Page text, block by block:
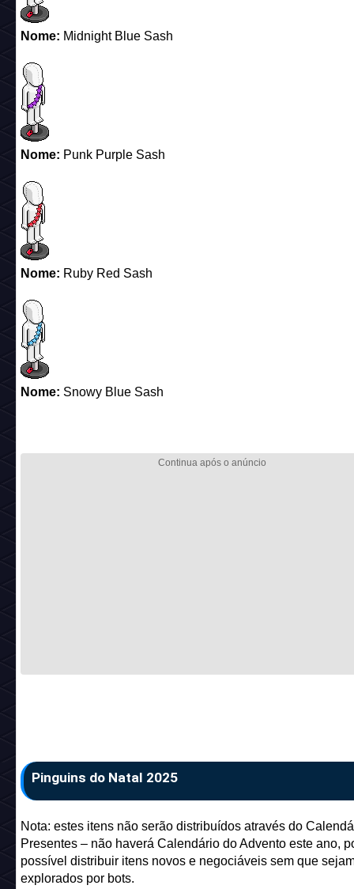
Nome: Midnight Blue Sash
Nome: Punk Purple Sash
Nome: Ruby Red Sash
Nome: Snowy Blue Sash
Pinguins do Natal 2025
Nota: estes itens não serão distribuídos através do
Presentes – não haverá Calendário do Advento este ano,
possível distribuir itens novos e negociáveis ​​sem que
explorados por bots.